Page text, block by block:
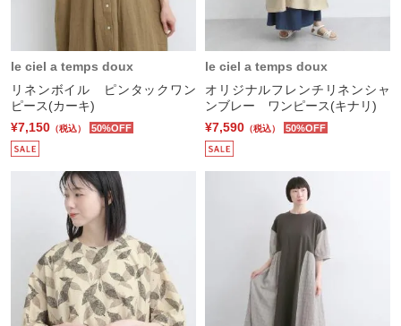
le ciel a temps doux
リネンボイル ピンタックワン
ピース(カーキ)
¥7,150 （税込） 50%OFF
le ciel a temps doux
オリジナルフレンチリネンシャ
ンブレー ワンピース(キナリ)
¥7,590 （税込） 50%OFF